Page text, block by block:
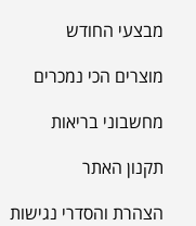
מבצעי החודש
מוצרים הכי נמכרים
מחשבוני בריאות
תקנון האתר
הצהרת והסדרי נגישות